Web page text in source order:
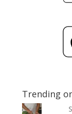
Trending